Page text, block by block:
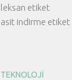
leksan etiket
asit indirme etiket
TEKNOLOJI